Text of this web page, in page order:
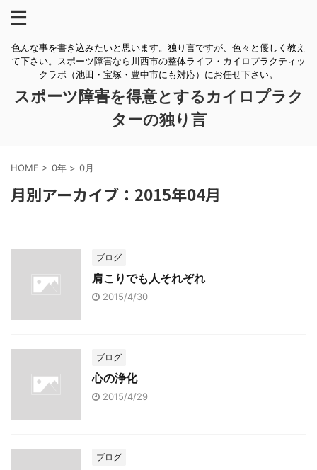
色んな事を書き込みたいと思います。独り言ですが、色々と優しく教え
て下さい。スポーツ障害なら川西市の整体ライフ・カイロプラクティッ
クラボ（池田・宝塚・豊中市にも対応）にお任せ下さい。
スポーツ障害を得意とするカイロプラク
ターの独り言
HOME > 0年 > 0月
月別アーカイブ：2015年04月
ブログ
肩こりでも人それぞれ
2015/4/30
ブログ
心の浄化
2015/4/29
ブログ